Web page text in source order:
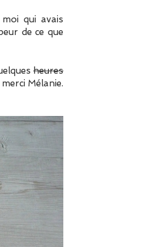
qui avais
de ce que
heures
Mélanie.